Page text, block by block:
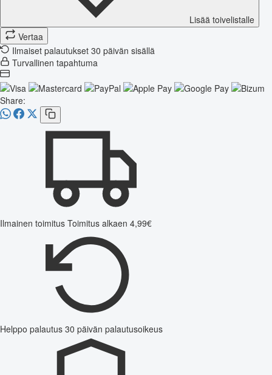
Lisää toivelistalle
Vertaa
Ilmaiset palautukset 30 päivän sisällä
Turvallinen tapahtuma
Share:
Ilmainen toimitus Toimitus alkaen 4,99€
Helppo palautus 30 päivän palautusoikeus